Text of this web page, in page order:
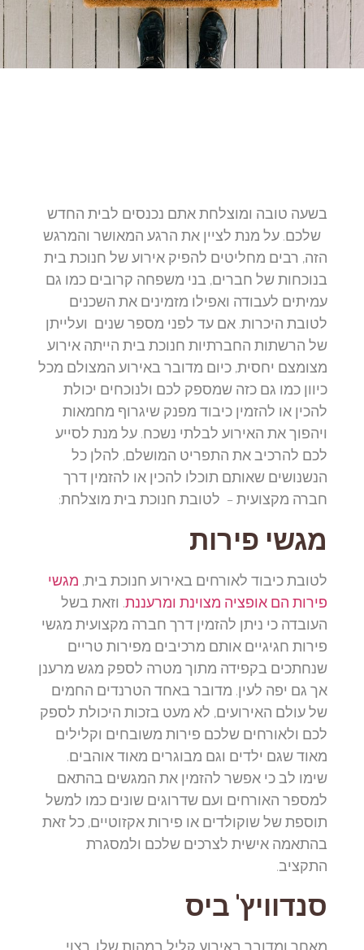
בשעה טובה ומוצלחת אתם נכנסים לבית החדש
שלכם. על מנת לציין את הרגע המאושר והמרגש
הזה, רבים מחליטים להפיק אירוע של חנוכת בית
בנוכחות של חברים, בני משפחה קרובים כמו גם
עמיתים לעבודה ואפילו מזמינים את השכנים
לטובת היכרות. אם עד לפני מספר שנים ועלייתן
של הרשתות החברתיות חנוכת בית הייתה אירוע
מצומצם יחסית, כיום מדובר באירוע המצולם מכל
כיוון כמו גם כזה שמספק לכם ולנוכחים יכולת
להכין או להזמין כיבוד מפנק שיגרוף מחמאות
ויהפוך את האירוע לבלתי נשכח. על מנת לסייע
לכם להרכיב את התפריט המושלם, להלן כל
הנשנושים שאותם תוכלו להכין או להזמין דרך
חברה מקצועית – לטובת חנוכת בית מוצלחת:
מגשי פירות
לטובת כיבוד לאורחים באירוע חנוכת בית,מגשי
פירות הם אופציה מצוינת ומרעננת. וזאת בשל
העובדה כי ניתן להזמין דרך חברה מקצועית מגשי
פירות חגיגיים אותם מרכיבים מפירות טריים
שנחתכים בקפידה מתוך מטרה לספק מגש מרענן
אך גם יפה לעין. מדובר באחד הטרנדים החמים
של עולם האירועים, לא מעט בזכות היכולת לספק
לכם ולאורחים שלכם פירות משובחים וקלילים
מאוד שגם ילדים וגם מבוגרים מאוד אוהבים.
שימו לב כי אפשר להזמין את המגשים בהתאם
למספר האורחים ועם שדרוגים שונים כמו למשל
תוספת של שוקולדים או פירות אקזוטיים, כל זאת
בהתאמה אישית לצרכים שלכם ולמסגרת
התקציב.
סנדוויץ' ביס
מאחר ומדובר באירוע קליל במהות שלו, רצוי